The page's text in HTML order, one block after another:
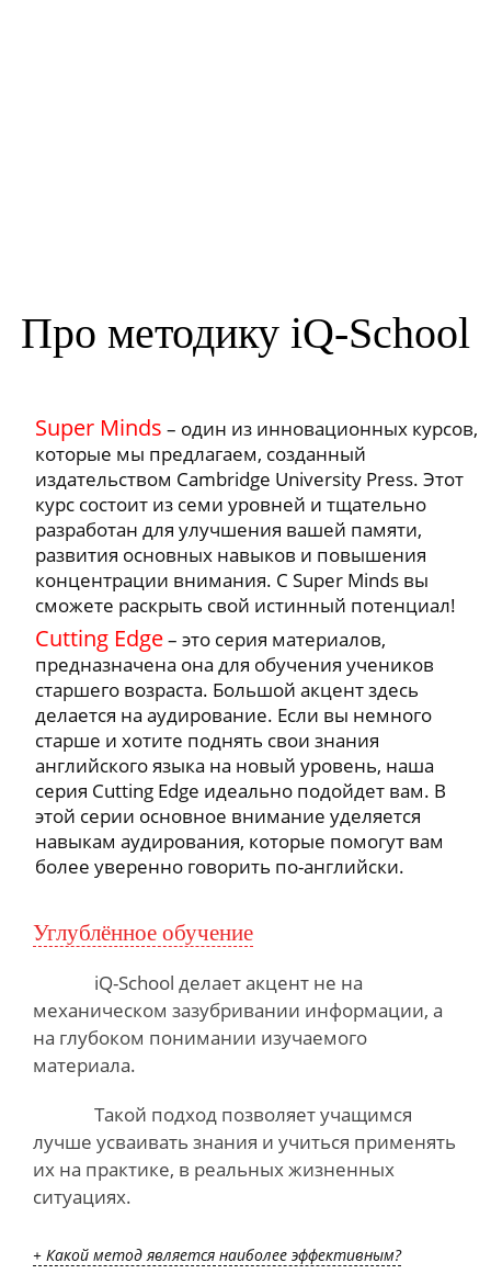
Про методику iQ-School
Super Minds – один из инновационных курсов,
которые мы предлагаем, созданный
издательством Cambridge University Press. Этот
курс состоит из семи уровней и тщательно
разработан для улучшения вашей памяти,
развития основных навыков и повышения
концентрации внимания. С Super Minds вы
сможете раскрыть свой истинный потенциал!
Cutting Edge– это серия материалов,
предназначена она для обучения учеников
старшего возраста. Большой акцент здесь
делается на аудирование. Если вы немного
старше и хотите поднять свои знания
английского языка на новый уровень, наша
серия Cutting Edge идеально подойдет вам. В
этой серии основное внимание уделяется
навыкам аудирования, которые помогут вам
более уверенно говорить по-английски.
Углублённое обучение
iQ-School делает акцент не на
механическом зазубривании информации, а
на глубоком понимании изучаемого
материала.
Такой подход позволяет учащимся
лучше усваивать знания и учиться применять
их на практике, в реальных жизненных
ситуациях.
+ Какой метод является наиболее эффективным?